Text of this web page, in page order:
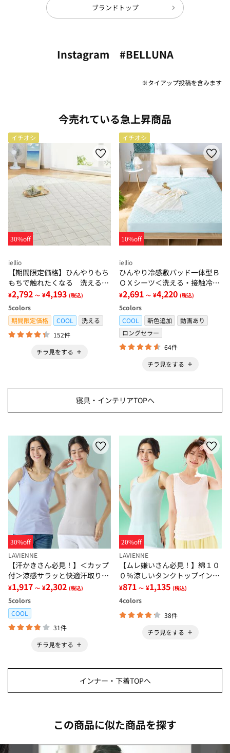
ブランドトップ
Instagram #BELLUNA
※タイアップ投稿を含みます
今売れている急上昇商品
イチオシ
30%off
iellio
【期間限定価格】ひんやりもち
もちで触れたくなる 洗えるラ
グ＜低反発・滑りにくい・接触
冷感・防ダニ・カーペット＞
¥2,792 ～ ¥4,193 (税込)
5colors
期間限定価格
COOL
洗える
152件
チラ見をする
イチオシ
10%off
iellio
ひんやり冷感敷パッド一体型Ｂ
ＯＸシーツ＜洗える・接触冷
感・抗菌防臭・時短・家事楽・
ボックスシーツ・寝苦しさ対策
＞
¥2,691 ～ ¥4,220 (税込)
5colors
COOL
新色追加
動画あり
ロングセラー
64件
チラ見をする
寝具・インテリアTOPへ
30%off
LAVIENNE
【汗かきさん必見！】＜カップ
付＞涼感サラッと快適汗取りタ
ンクトップインナー＜さらりラ
ボ＞
¥1,917 ～ ¥2,302 (税込)
5colors
COOL
31件
チラ見をする
20%off
LAVIENNE
【ムレ嫌いさん必見！】綿１０
０％涼しいタンクトップインナ
ー＜さらりラボ＞
¥871 ～ ¥1,135 (税込)
4colors
38件
チラ見をする
インナー・下着TOPへ
この商品に似た商品を探す